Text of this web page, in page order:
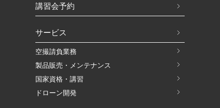
講習会予約
サービス
空撮請負業務
製品販売・メンテナンス
国家資格・講習
ドローン開発